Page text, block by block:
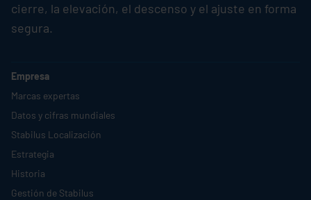
cierre, la elevación, el descenso y el ajuste en forma
segura.
Empresa
Marcas expertas
Datos y cifras mundiales
Stabilus Localización
Estrategia
Historia
Gestión de Stabilus